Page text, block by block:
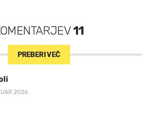
11
PREBERI VEČ
2026.